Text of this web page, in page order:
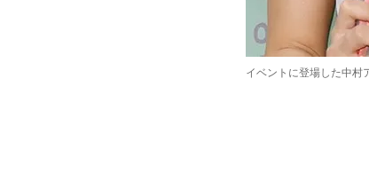
イベントに登場した中村